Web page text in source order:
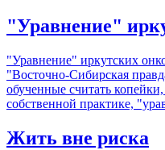
"Уравнение"
"Уравнение" иркутских
"Восточно-Сибирская
обученные считать
собственной практике,
Жить вне риска